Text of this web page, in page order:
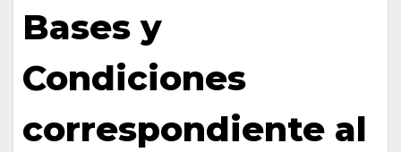
Bases y
Condiciones
correspondiente al